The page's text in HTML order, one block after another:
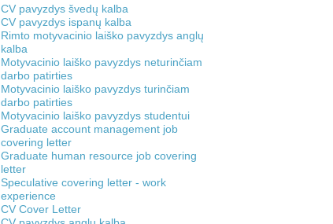
CV pavyzdys švedų kalba
CV pavyzdys ispanų kalba
Rimto motyvacinio laiško pavyzdys anglų
kalba
Motyvacinio laiško pavyzdys neturinčiam
darbo patirties
Motyvacinio laiško pavyzdys turinčiam
darbo patirties
Motyvacinio laiško pavyzdys studentui
Graduate account management job
covering letter
Graduate human resource job covering
letter
Speculative covering letter - work
experience
CV Cover Letter